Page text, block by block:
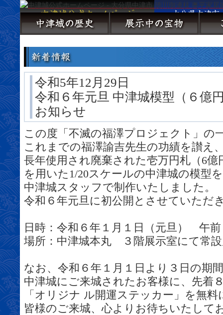
令和5年12月29日
令和６年元旦 中津城模型（６億
お知らせ
この度「不滅の福澤プロジェクト」の
これまでの福澤諭吉先生の功績を讃え
長年使用され廃棄された壱万円札（6億
を用いた1/20スケールの中津城の模型を
中津城スタッフで制作いたしました。
令和６年元旦に初公開とさせていただ
日時：令和６年１月１日（元旦） 午
場所：中津城本丸 ３階展示室にて常
なお、令和６年１月１日より３日の期
中津城にご来城されたお客様に、先着
「オリジナ ル開運ステッカー」を無
皆様のご来城、心よりお待ちいたして